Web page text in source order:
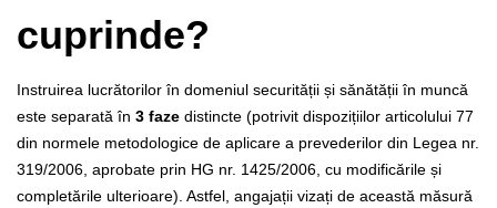
cuprinde?
Instruirea lucrătorilor în domeniul securității și sănătății în muncă
este separată în 3 faze distincte (potrivit dispozițiilor articolului 77
din normele metodologice de aplicare a prevederilor din Legea nr.
319/2006, aprobate prin HG nr. 1425/2006, cu modificările și
completările ulterioare). Astfel, angajații vizați de această măsură